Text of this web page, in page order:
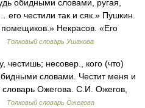
обидными словами, ругая,
его честили так и сяк.» Пушкин.
Некрасов. «Его
Толковый словарь Ушакова
несовер., кого (что)
словами. Честит меня и
Ожегова. С.И. Ожегов,
Толковый словарь Ожегова